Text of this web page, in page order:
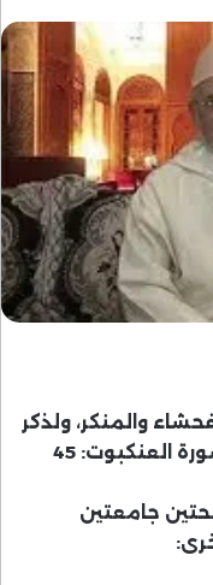
والمنكر، ولذكر
العنكبوت: 45
جامعتين